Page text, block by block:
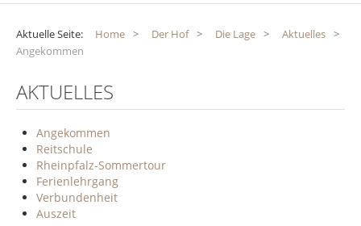
Die Pferdepension
Karin Rauscher
Burkhard Meyer
Angebot
Unterricht
Beritt
Aktuelle Seite: Home > Der Hof > Die Lage > Aktuelles >
Angekommen
AKTUELLES
Angekommen
Reitschule
Rheinpfalz-Sommertour
Ferienlehrgang
Verbundenheit
Auszeit